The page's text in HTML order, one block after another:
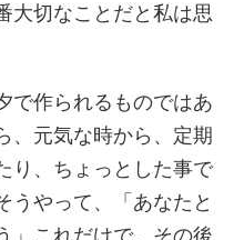
大切なことだと私は思
で作られるものではあ
、元気な時から、定期
り、ちょっとした事で
うやって、「あなたと
」これだけで、その後